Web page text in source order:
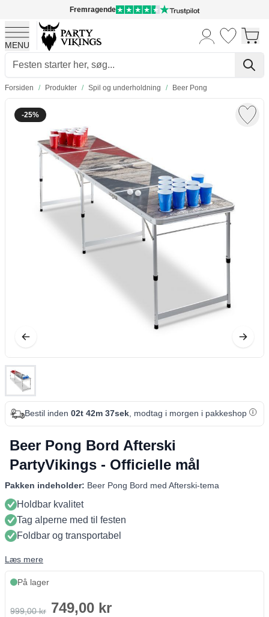
Fremragende
MENU
Skip to Content
Forsiden / Produkter / Spil og underholdning / Beer Pong
-25%
Bestil inden 02t 42m 37sek, modtag i morgen i pakkeshop
Beer Pong Bord Afterski
PartyVikings - Officielle mål
Pakken indeholder: Beer Pong Bord med Afterski-tema
Holdbar kvalitet
Tag alperne med til festen
Foldbar og transportabel
Læs mere
På lager
999,00 kr 749,00 kr